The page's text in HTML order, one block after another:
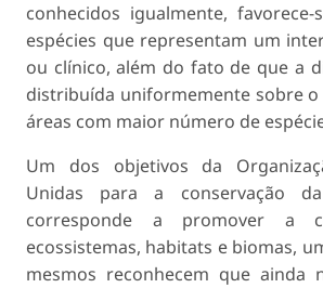
conhecidos igualmente,
espécies que representam um
ou clínico, além do fato de que a
distribuída uniformemente sobre o
áreas com maior número de
Um dos objetivos da
Unidas para a conservação
corresponde a promover a
ecossistemas, habitats e biomas,
mesmos reconhecem que ainda